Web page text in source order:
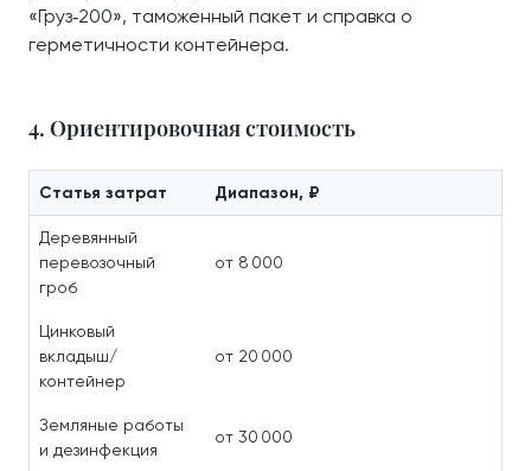
«Груз‑200», таможенный пакет и справка о
герметичности контейнера.
4. Ориентировочная стоимость
Статья затрат Диапазон, ₽
Деревянный
перевозочный
гроб
от 8 000
Цинковый
вкладыш/
контейнер
от 20 000
Земляные работы
и дезинфекция
от 30 000